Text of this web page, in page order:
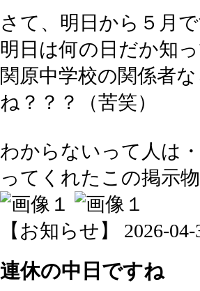
さて、明日から５月
明日は何の日だか知
関原中学校の関係者
ね？？？（苦笑）
わからないって人は
ってくれたこの掲示
【お知らせ】 2026-
連休の中日ですね